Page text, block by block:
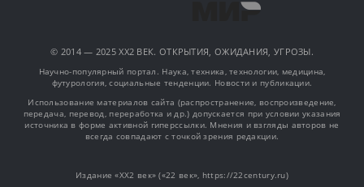
© 2014 — 2025 XX2 ВЕК. ОТКРЫТИЯ, ОЖИДАНИЯ, УГРОЗЫ.
Научно-популярный портал. Наука, техника, технологии, медицина,
футурология, социальные тенденции. Новости и публикации.
Использование материалов сайта (распространение, воспроизведение,
передача, перевод, переработка и др.) допускается при условии указания
источника в форме активной гиперссылки. Мнения и взгляды авторов не
всегда совпадают с точкой зрения редакции.
Издание «XX2 век» («22 век», https://22century.ru)